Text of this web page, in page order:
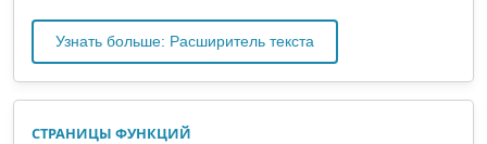
Узнать больше: Расширитель текста
СТРАНИЦЫ ФУНКЦИЙ